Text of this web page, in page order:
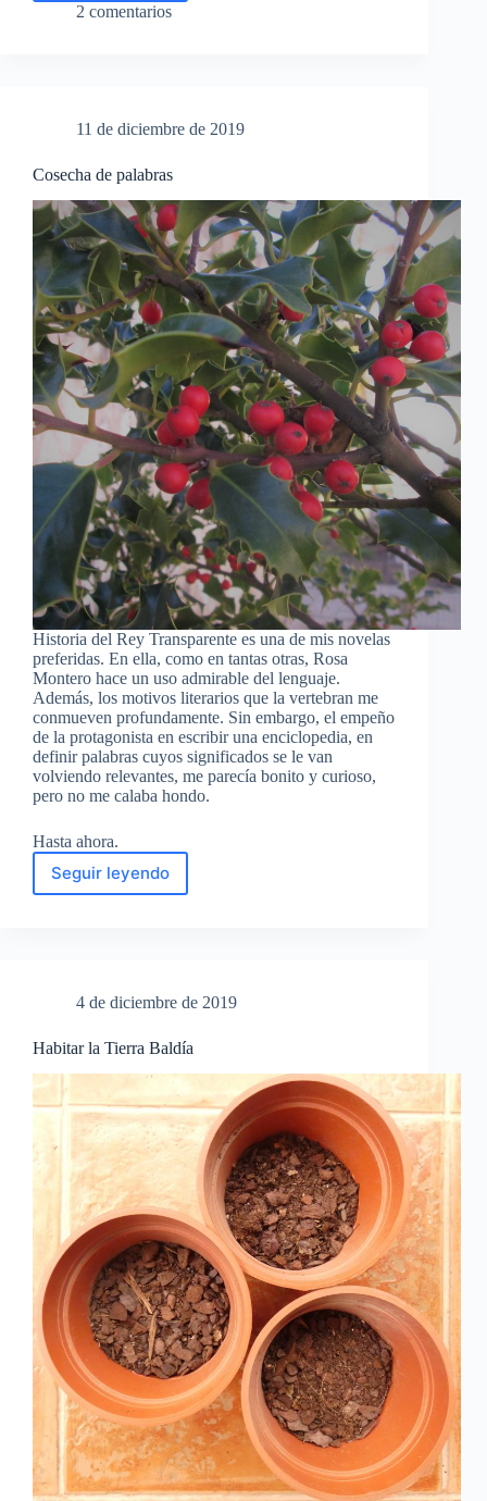
2 comentarios
11 de diciembre de 2019
Cosecha de palabras
Historia del Rey Transparente es una de mis novelas
preferidas. En ella, como en tantas otras, Rosa
Montero hace un uso admirable del lenguaje.
Además, los motivos literarios que la vertebran me
conmueven profundamente. Sin embargo, el empeño
de la protagonista en escribir una enciclopedia, en
definir palabras cuyos significados se le van
volviendo relevantes, me parecía bonito y curioso,
pero no me calaba hondo.
Hasta ahora.
Seguir leyendo
Cosecha
de
4 de diciembre de 2019
Habitar la Tierra Baldía